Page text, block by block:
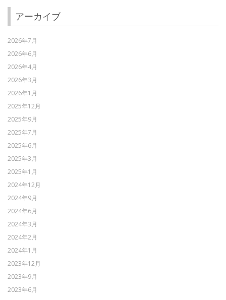
アーカイブ
2026年7月
2026年6月
2026年4月
2026年3月
2026年1月
2025年12月
2025年9月
2025年7月
2025年6月
2025年3月
2025年1月
2024年12月
2024年9月
2024年6月
2024年3月
2024年2月
2024年1月
2023年12月
2023年9月
2023年6月